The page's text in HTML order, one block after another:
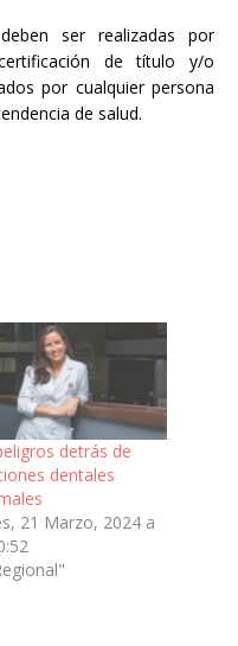
ser realizadas por
de título y/o
por cualquier persona
de salud.
detrás de
dentales
21 Marzo, 2024 a